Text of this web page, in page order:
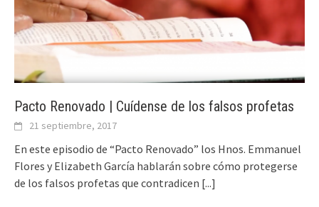
Pacto Renovado | Cuídense de los falsos profetas
21 septiembre, 2017
En este episodio de “Pacto Renovado” los Hnos. Emmanuel
Flores y Elizabeth García hablarán sobre cómo protegerse
de los falsos profetas que contradicen [...]